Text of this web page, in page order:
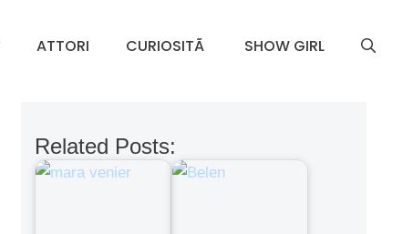
ATTORI CURIOSITÃ SHOW GIRL
Related Posts: